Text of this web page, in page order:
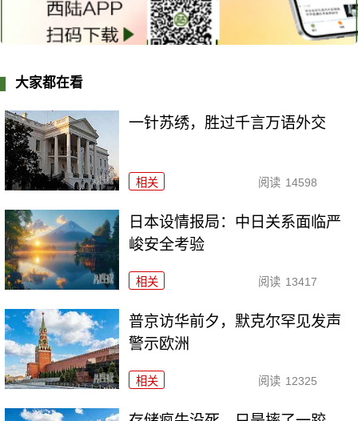
大家都在看
一针苏绣，胜过千言万语外交
相关 阅读 14598
日本设情报局：中日关系面临严
峻安全考验
相关 阅读 13417
普京访华前夕，默克尔罕见发声
警示欧洲
相关 阅读 12325